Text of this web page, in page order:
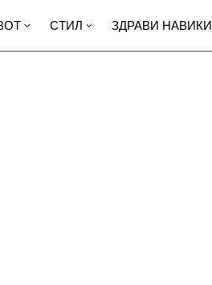
СТИЛ ЗДРАВИ НАВИКИ